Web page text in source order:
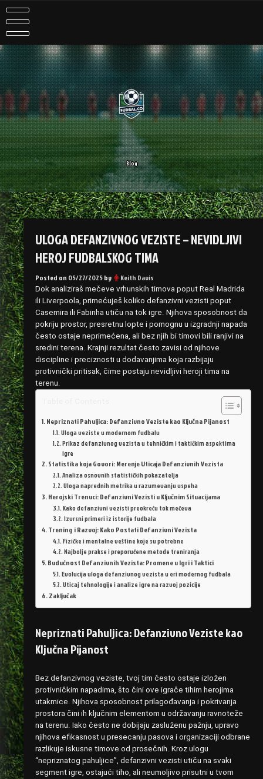
Skip
to
content
Blog
ULOGA DEFANZIVNOG VEZISTE – NEVIDLJIVI
HEROJ FUDBALSKOG TIMA
Posted on 05/27/2025by Keith Davis
Dok analiziraš mečeve vrhunskih timova poput Real Madrida
ili Liverpoola, primećuješ koliko defanzivni vezisti poput
Casemira ili Fabinha utiču na tok igre. Njihova sposobnost da
pokriju prostor, presretnu lopte i pomognu u izgradnji napada
često ostaje neprimećena, ali bez njih bi timovi bili ranjivi na
sredini terena. Krajnji rezultat često zavisi od njihove
discipline i preciznosti u dodavanjima koja razbijaju
protivnički pritisak, čime postaju nevidljivi heroji tima na
terenu.
Nepriznati Pahuljica: Defanzivno Veziste kao Ključna Pijanost
Uloga veziste u modernom fudbalu
Prikaz defanzivnog vezista u tehničkim i taktičkim aspektima
igre
Statistika koja Govori: Merenje Uticaja Defanzivnih Vezista
Analiza osnovnih statističkih pokazatelja
Uloga naprednih metrika u razumevanju uspeha
Herojski Trenuci: Defanzivni Vezisti u Ključnim Situacijama
Kako defanzivni vezisti preokreću tok mečeva
Izvrsni primeri iz istorije fudbala
Trening i Razvoj: Kako Postati Defanzivni Vezista
Fizičke i mentalne veštine koje su potrebne
Najbolje prakse i preporučene metode treniranja
Budućnost Defanzivnih Vezista: Promene u Igri i Taktici
Evolucija uloga defanzivnog vezista u eri modernog fudbala
Uticaj tehnologije i analize igre na razvoj pozicije
Zaključak
Nepriznati Pahuljica: Defanzivno Veziste kao
Ključna Pijanost
Bez defanzivnog veziste, tvoj tim često ostaje izložen
protivničkim napadima, što čini ove igrače tihim herojima
utakmice. Njihova sposobnost prilagođavanja i pokrivanja
prostora čini ih ključnim elementom u održavanju ravnoteže
na terenu. Iako često ne dobijaju zasluženu pažnju, upravo
njihova efikasnost u presecanju pasova i organizaciji odbrane
razlikuje iskusne timove od prosečnih. Kroz ulogu
“nepriznatog pahuljice”, defanzivni vezisti utiču na svaki
segment igre, ostajući tiho, ali neumoljivo prisutni u tvom